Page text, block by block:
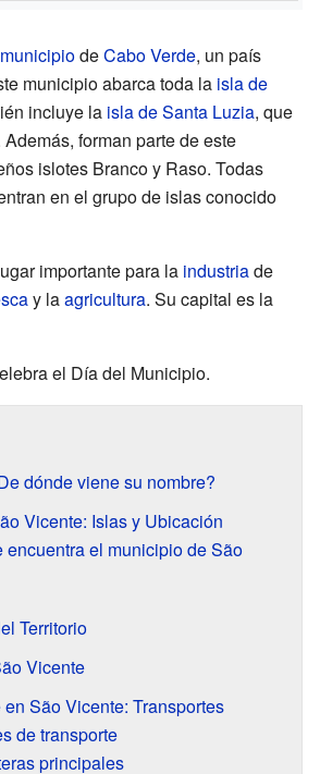
municipiodeCabo Verde, un país
municipio abarca toda la isla de
incluye la isla de Santa Luzia, que
forman parte de este
islotes Branco y Raso. Todas
en el grupo de islas conocido
importante para la industriade
y laagricultura. Su capital es la
el Día del Municipio.
dónde viene su nombre?
Vicente: Islas y Ubicación
encuentra el municipio de São
Territorio
Vicente
São Vicente: Transportes
de transporte
principales